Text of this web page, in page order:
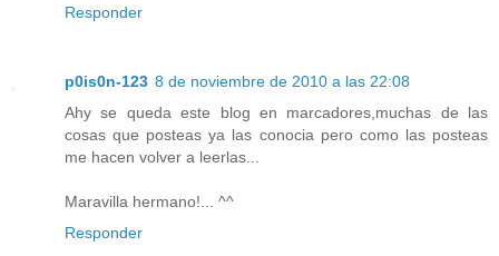
Responder
p0is0n-123 8 de noviembre de 2010 a las 22:08
Ahy se queda este blog en marcadores,muchas de las
cosas que posteas ya las conocia pero como las posteas
me hacen volver a leerlas...
Maravilla hermano!... ^^
Responder